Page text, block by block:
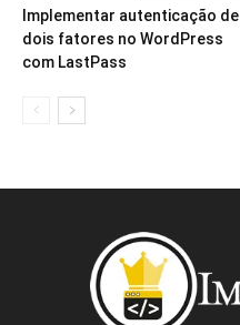
Implementar autenticação de
dois fatores no WordPress
com LastPass